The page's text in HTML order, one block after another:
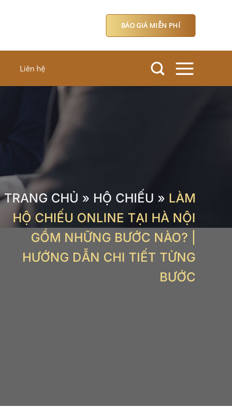
BÁO GIÁ MIỄN PHÍ
Liên hệ
TRANG CHỦ » HỘ CHIẾU » LÀM
HỘ CHIẾU ONLINE TẠI HÀ NỘI
GỒM NHỮNG BƯỚC NÀO? |
HƯỚNG DẪN CHI TIẾT TỪNG
BƯỚC